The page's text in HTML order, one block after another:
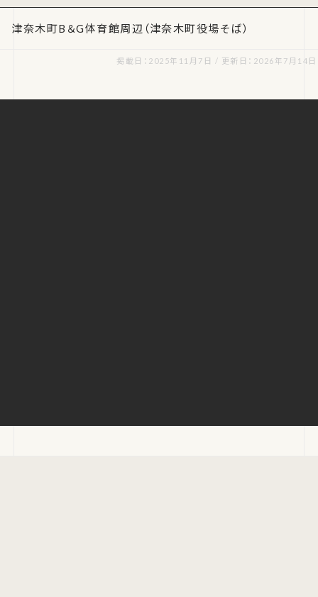
津奈木町B＆G体育館周辺（津奈木町役場そば）
掲載日：2025年11月7日 / 更新日：2026年7月14日